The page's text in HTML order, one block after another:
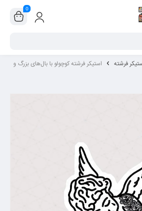
0
فرشته
استیکر فرشته کوچولو با بال‌های بزرگ و